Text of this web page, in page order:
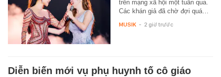
trên mạng xã hội một tuần qua.
Các khán giả đã chờ đợi quá…
MUSIK - 2 giờ trước
Diễn biến mới vụ phụ huynh tố cô giáo